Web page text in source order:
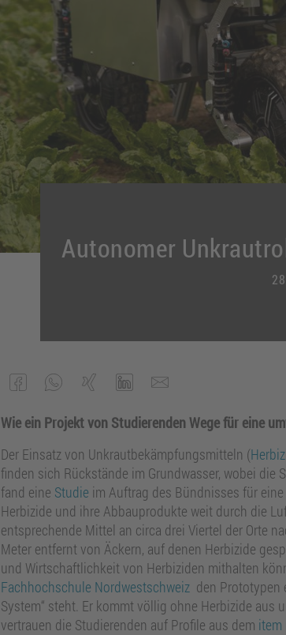
Autonomer
Wie ein Projekt von Studierenden Wege für eine
Der Einsatz von Unkrautbekämpfungsmitteln (
finden sich Rückstände im Grundwasser, wobei die
fand eine Studie im Auftrag des Bündnisses für
Herbizide und ihre Abbauprodukte weit durch die
entsprechende Mittel an circa drei Viertel der Orte
Meter entfernt von Äckern, auf denen Herbizide
und Wirtschaftlichkeit von Herbiziden mithalten
Fachhochschule Nordwestschweiz den Prototypen
System“ steht. Er kommt völlig ohne Herbizide aus
vertrauen die Studierenden auf Profile aus dem item